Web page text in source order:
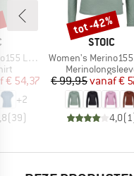
Loose Shirt
prijs
€ 54,37
+2
(39)
MERK
STOIC
Artikel
Women's Merino155 LaholmSt.
Productgroep
Prijs
€ 99,95vanaf€
4,0( 1
Korting
tot -42%